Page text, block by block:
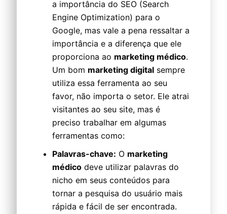
a importância do SEO (Search
Engine Optimization) para o
Google, mas vale a pena ressaltar a
importância e a diferença que ele
proporciona ao marketing médico.
Um bom marketing digital sempre
utiliza essa ferramenta ao seu
favor, não importa o setor. Ele atrai
visitantes ao seu site, mas é
preciso trabalhar em algumas
ferramentas como:
Palavras-chave: O marketing
médico deve utilizar palavras do
nicho em seus conteúdos para
tornar a pesquisa do usuário mais
rápida e fácil de ser encontrada.